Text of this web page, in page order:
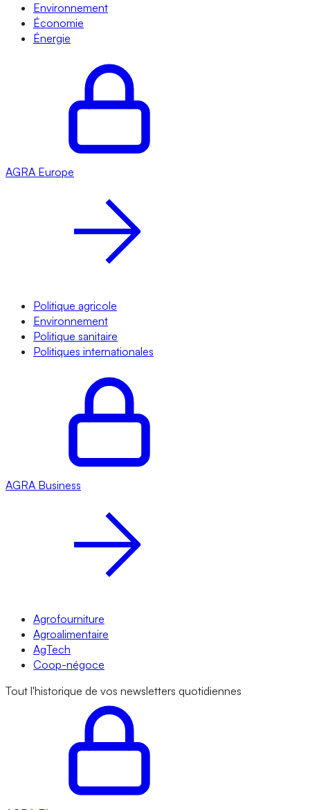
Environnement
Économie
Énergie
AGRA Europe
Politique agricole
Environnement
Politique sanitaire
Politiques internationales
AGRA Business
Agrofourniture
Agroalimentaire
AgTech
Coop-négoce
Tout l'historique de vos newsletters quotidiennes